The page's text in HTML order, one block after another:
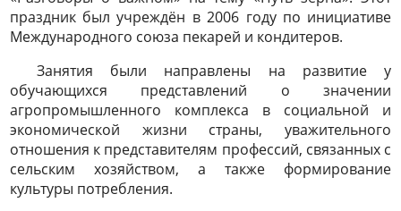
праздник был учреждён в 2006 году по инициативе
Международного союза пекарей и кондитеров.
Занятия были направлены на развитие у
обучающихся представлений о значении
агропромышленного комплекса в социальной и
экономической жизни страны, уважительного
отношения к представителям профессий, связанных с
сельским хозяйством, а также формирование
культуры потребления.